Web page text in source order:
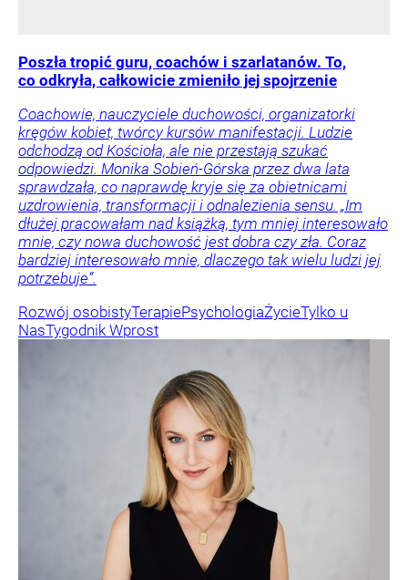
Poszła tropić guru, coachów i szarlatanów. To,
co odkryła, całkowicie zmieniło jej spojrzenie
Coachowie, nauczyciele duchowości, organizatorki
kręgów kobiet, twórcy kursów manifestacji. Ludzie
odchodzą od Kościoła, ale nie przestają szukać
odpowiedzi. Monika Sobień-Górska przez dwa lata
sprawdzała, co naprawdę kryje się za obietnicami
uzdrowienia, transformacji i odnalezienia sensu. „Im
dłużej pracowałam nad książką, tym mniej interesowało
mnie, czy nowa duchowość jest dobra czy zła. Coraz
bardziej interesowało mnie, dlaczego tak wielu ludzi jej
potrzebuje”.
Rozwój osobistyTerapiePsychologiaŻycieTylko u
NasTygodnik Wprost